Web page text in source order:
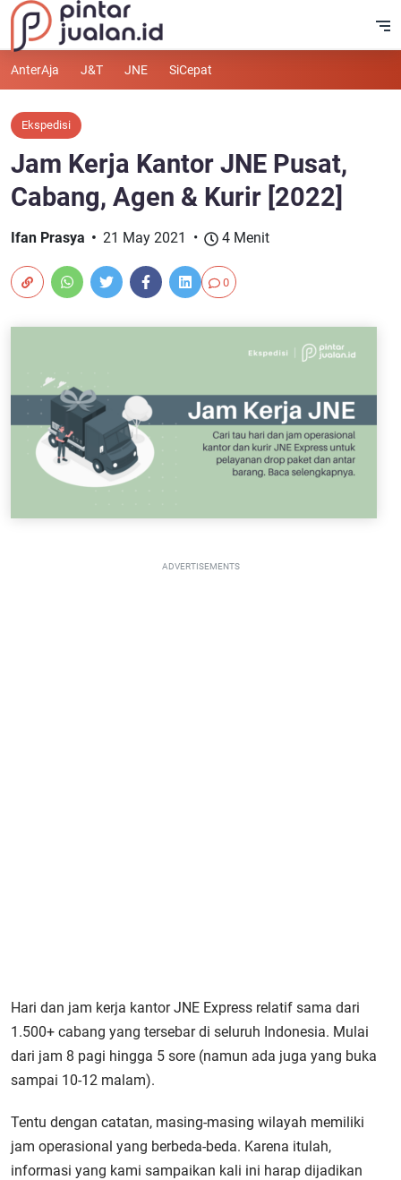
AnterAja J&T JNE SiCepat
Ekspedisi
Jam Kerja Kantor JNE Pusat,
Cabang, Agen & Kurir [2022]
Ifan Prasya 21 May 2021 4 Menit
0
ADVERTISEMENTS
Hari dan jam kerja kantor JNE Express relatif sama dari
1.500+ cabang yang tersebar di seluruh Indonesia. Mulai
dari jam 8 pagi hingga 5 sore (namun ada juga yang buka
sampai 10-12 malam).
Tentu dengan catatan, masing-masing wilayah memiliki
jam operasional yang berbeda-beda. Karena itulah,
informasi yang kami sampaikan kali ini harap dijadikan